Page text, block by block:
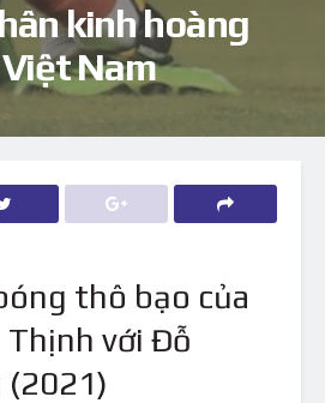
kinh hoàng
Nam
thô bạo của
Thịnh với Đỗ
(2021)